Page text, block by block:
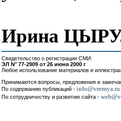
Ирина
Свидетельство о регистрации СМИ:
ЭЛ N° 77-2909 от 26 июня 2000 г
Любое использование материалов и
Принимаются вопросы, предложения и
По содержанию публикаций - info@vremya.ru
По сотрудничеству и развитию сайта -